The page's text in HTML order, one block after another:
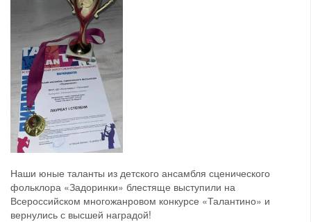
Наши юные таланты из детского ансамбля сценического
фольклора «Задоринки» блестяще выступили на
Всероссийском многожанровом конкурсе «Талантино» и
вернулись с высшей наградой!